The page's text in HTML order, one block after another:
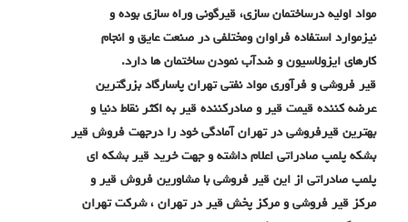
مواد اولیه درساختمان سازی، قیرگونی وراه سازی بوده و
نیزموارد استفاده فراوان ومختلفی در صنعت عایق و انجام
کارهای ایزولاسیون و ضدآب نمودن ساختمان ها دارد.
قیر فروشی و فرآوری مواد نفتی تهران پاسارگاد بزرگترین
عرضه کننده قیمت قیر و صادرکننده قیر به اکثر نقاط دنیا و
بهترین قیرفروشی در تهران آمادگی خود را درجهت فروش قیر
بشکه پلمپ صادراتی اعلام داشته و جهت خرید قیر بشکه ای
پلمپ صادراتی از این قیر فروشی با مشاورین فروش قیر و
مرکز قیر فروشی و مرکز پخش قیر در تهران ، شرکت تهران